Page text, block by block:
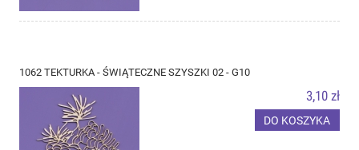
1062 TEKTURKA - ŚWIĄTECZNE SZYSZKI 02 - G10
3,10 zł
DO KOSZYKA